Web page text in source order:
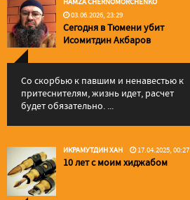
03.06.2026, 23:29
Сегодня в Тюмени убит
Исомитдин Акбаров
Со скорбью к павшим и ненавестью к
притеснителям, жизнь идет, расчет
будет обязательно. ...
ИКРАМУТДИН ХАН 17.04.2025, 00:27
10 лет с моим хиджабом